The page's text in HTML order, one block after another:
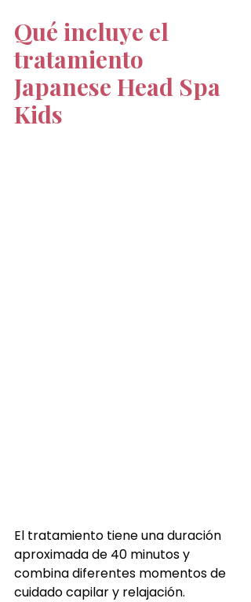
Qué incluye el
tratamiento
Japanese Head Spa
Kids
El tratamiento tiene una duración
aproximada de 40 minutos y
combina diferentes momentos de
cuidado capilar y relajación.